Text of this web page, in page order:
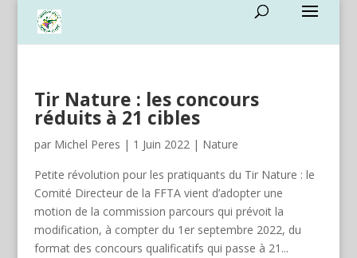
Tir Nature : les concours
réduits à 21 cibles
par Michel Peres | 1 Juin 2022| Nature
Petite révolution pour les pratiquants du Tir Nature : le
Comité Directeur de la FFTA vient d’adopter une
motion de la commission parcours qui prévoit la
modification, à compter du 1er septembre 2022, du
format des concours qualificatifs qui passe à 21...